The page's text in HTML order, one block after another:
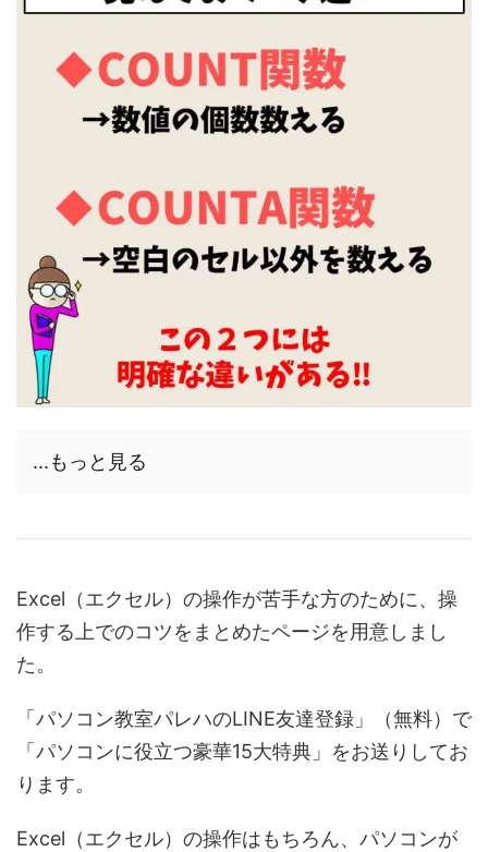
...もっと見る
Excel（エクセル）の操作が苦手な方のために、操
作する上でのコツをまとめたページを用意しまし
た。
「パソコン教室パレハのLINE友達登録」（無料）で
「パソコンに役立つ豪華15大特典」をお送りしてお
ります。
Excel（エクセル）の操作はもちろん、パソコンが